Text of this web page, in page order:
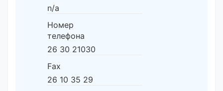
n/a
Номер
телефона
26 30 21030
Fax
26 10 35 29